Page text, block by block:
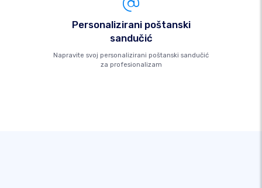
Personalizirani poštanski
sandučić
Napravite svoj personalizirani poštanski sandučić
za profesionalizam